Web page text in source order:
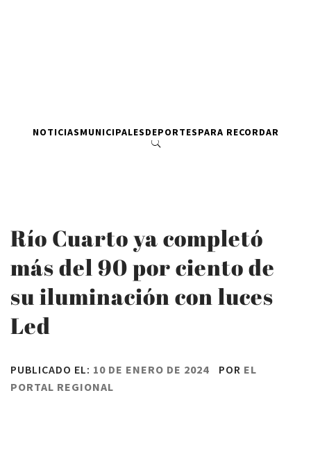
NOTICIASMUNICIPALESDEPORTESPARA RECORDAR
Río Cuarto ya completó
más del 90 por ciento de
su iluminación con luces
Led
PUBLICADO EL: 10 DE ENERO DE 2024 POR EL
PORTAL REGIONAL